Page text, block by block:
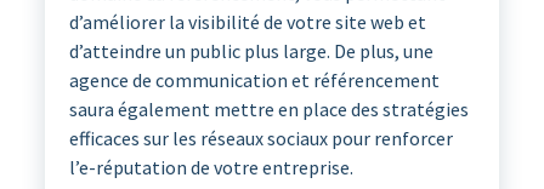
d’améliorer la visibilité de votre site web et
d’atteindre un public plus large. De plus, une
agence de communication et référencement
saura également mettre en place des stratégies
efficaces sur les réseaux sociaux pour renforcer
l’e-réputation de votre entreprise.